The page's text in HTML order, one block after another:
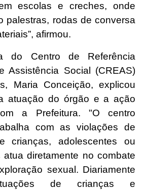
escolas e creches, onde
palestras, rodas de conversa
afirmou.
do Centro de Referência
Assistência Social (CREAS)
Maria Conceição, explicou
atuação do órgão e a ação
a Prefeitura. "O centro
com as violações de
crianças, adolescentes ou
diretamente no combate
sexual. Diariamente
de crianças e